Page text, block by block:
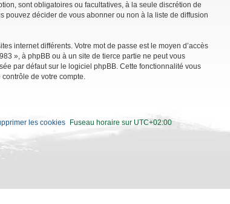
sont obligatoires ou facultatives, à la seule discrétion de
pouvez décider de vous abonner ou non à la liste de diffusion
internet différents. Votre mot de passe est le moyen d’accès
», à phpBB ou à un site de tierce partie ne peut vous
par défaut sur le logiciel phpBB. Cette fonctionnalité vous
de votre compte.
Fuseau horaire sur UTC+02:00
les cookies